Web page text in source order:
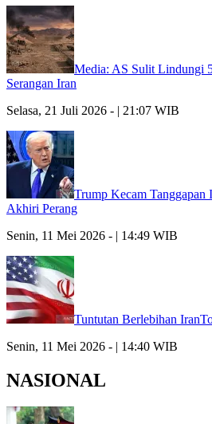
Media: AS Sulit Lindungi
Serangan Iran
Selasa, 21 Juli 2026 - | 21:07 WIB
Trump Kecam
Akhiri Perang
Senin, 11 Mei 2026 - | 14:49 WIB
Tuntutan Berlebihan
Senin, 11 Mei 2026 - | 14:40 WIB
NASIONAL